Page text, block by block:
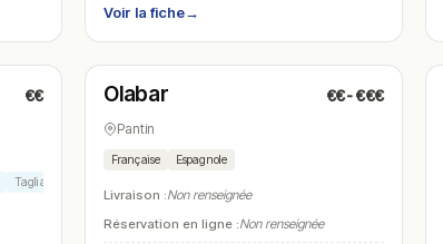
Voir la fiche→
€€
Tagliatelles bolognaise
N° 19
Fermé(11:00 – 15:00, 18:30 – 23:00)
Olabar €€-€€€
Pantin
Française Espagnole
Livraison :Non renseignée
Réservation en ligne :Non renseignée